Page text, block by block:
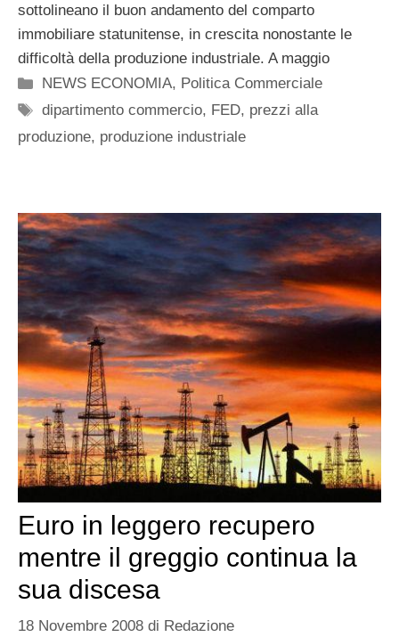
sottolineano il buon andamento del comparto
immobiliare statunitense, in crescita nonostante le
difficoltà della produzione industriale. A maggio
Categorie
NEWS ECONOMIA, Politica Commerciale
Tag
dipartimento commercio, FED, prezzi alla
produzione, produzione industriale
Euro in leggero recupero
mentre il greggio continua la
sua discesa
18 Novembre 2008 di Redazione